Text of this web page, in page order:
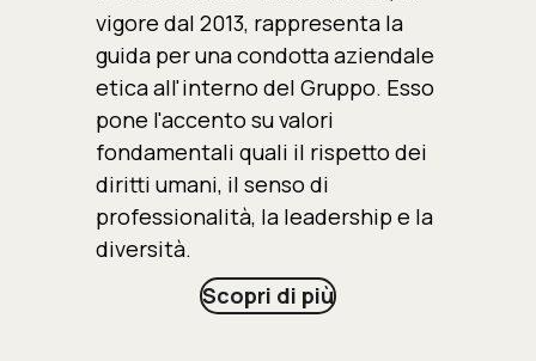
vigore dal 2013, rappresenta la
guida per una condotta aziendale
etica all'interno del Gruppo. Esso
pone l'accento su valori
fondamentali quali il rispetto dei
diritti umani, il senso di
professionalità, la leadership e la
diversità.
Scopri di più